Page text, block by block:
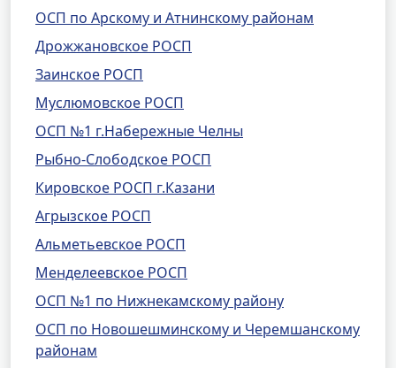
ОСП по Арскому и Атнинскому районам
Дрожжановское РОСП
Заинское РОСП
Муслюмовское РОСП
ОСП №1 г.Набережные Челны
Рыбно-Слободское РОСП
Кировское РОСП г.Казани
Агрызское РОСП
Альметьевское РОСП
Менделеевское РОСП
ОСП №1 по Нижнекамскому району
ОСП по Новошешминскому и Черемшанскому
районам